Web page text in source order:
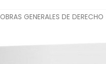
OBRAS GENERALES DE DERECHO